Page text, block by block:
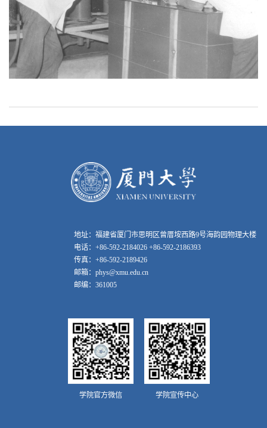
地址：福建省厦门市思明区曾厝垵西路9号海韵园物理大楼
电话：+86-592-2184026 +86-592-2186393
传真：+86-592-2189426
邮箱：phys@xmu.edu.cn
邮编：361005
学院官方微信 学院宣传中心